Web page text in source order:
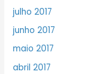
julho 2017
junho 2017
maio 2017
abril 2017